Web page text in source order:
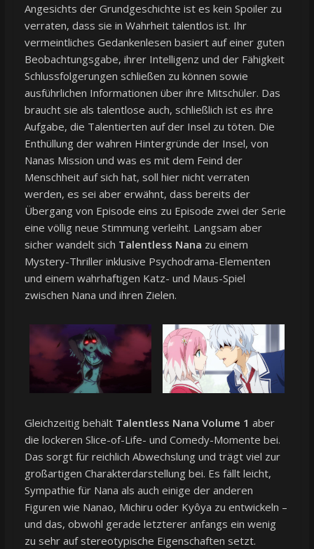
Angesichts der Grundgeschichte ist es kein Spoiler zu
verraten, dass sie in Wahrheit talentlos ist. Ihr
vermeintliches Gedankenlesen basiert auf einer guten
Beobachtungsgabe, ihrer Intelligenz und der Fähigkeit
Schlussfolgerungen schließen zu können sowie
ausführlichen Informationen über ihre Mitschüler. Das
braucht sie als talentlose auch, schließlich ist es ihre
Aufgabe, die Talentierten auf der Insel zu töten. Die
Enthüllung der wahren Hintergründe der Insel, von
Nanas Mission und was es mit dem Feind der
Menschheit auf sich hat, soll hier nicht verraten
werden, es sei aber erwähnt, dass bereits der
Übergang von Episode eins zu Episode zwei der Serie
eine völlig neue Stimmung verleiht. Langsam aber
sicher wandelt sich Talentless Nana zu einem
Mystery-Thriller inklusive Psychodrama-Elementen
und einem wahrhaftigen Katz- und Maus-Spiel
zwischen Nana und ihren Zielen.
Gleichzeitig behält Talentless Nana Volume 1 aber
die lockeren Slice-of-Life- und Comedy-Momente bei.
Das sorgt für reichlich Abwechslung und trägt viel zur
großartigen Charakterdarstellung bei. Es fällt leicht,
Sympathie für Nana als auch einige der anderen
Figuren wie Nanao, Michiru oder Kyôya zu entwickeln –
und das, obwohl gerade letzterer anfangs ein wenig
zu sehr auf stereotypische Eigenschaften setzt.